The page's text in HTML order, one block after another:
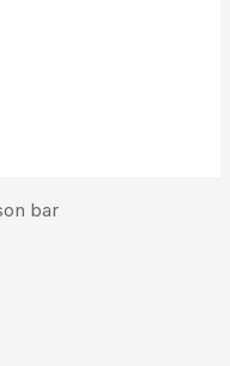
bar